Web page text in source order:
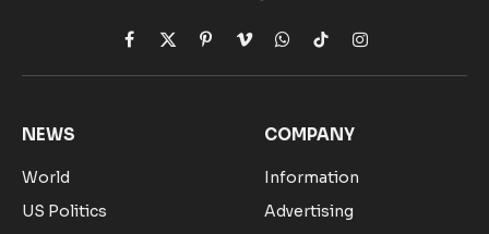
Facebook
X
(Twitter)
Pinterest
VimeoWhatsApp
TikTokInstagram
NEWS
World
US Politics
COMPANY
Information
Advertising